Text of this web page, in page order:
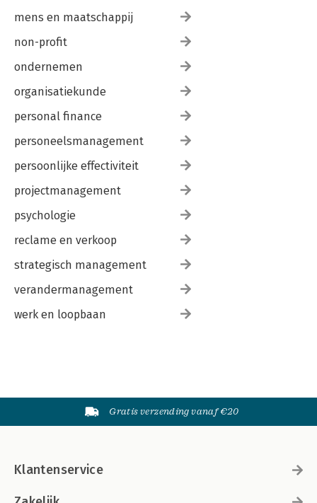
mens en maatschappij
non-profit
ondernemen
organisatiekunde
personal finance
personeelsmanagement
persoonlijke effectiviteit
projectmanagement
psychologie
reclame en verkoop
strategisch management
verandermanagement
werk en loopbaan
Gratis verzending vanaf €20
Klantenservice